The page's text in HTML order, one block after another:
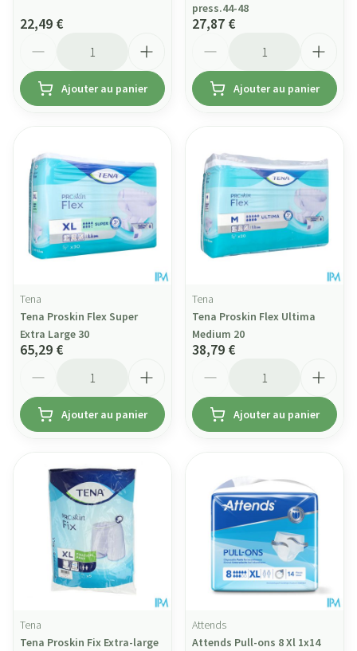
22,49 €
Ajouter au panier
press.44-48
27,87 €
Ajouter au panier
Tena
Tena Proskin Flex Super
Extra Large 30
65,29 €
Ajouter au panier
Tena
Tena Proskin Flex Ultima
Medium 20
38,79 €
Ajouter au panier
Tena
Tena Proskin Fix Extra-large
Attends
Attends Pull-ons 8 Xl 1x14